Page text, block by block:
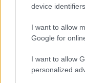
device
I want to allow
Google for
I want to allow
personalized